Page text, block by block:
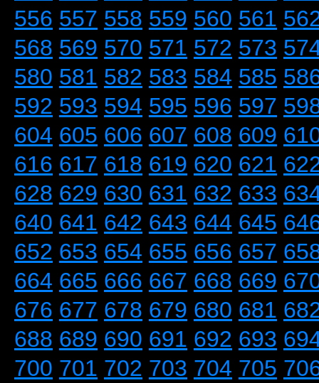
556 557 558 559 560 561
568 569 570 571 572 573
580 581 582 583 584 585
592 593 594 595 596 597
604 605 606 607 608 609
616 617 618 619 620 621
628 629 630 631 632 633
640 641 642 643 644 645
652 653 654 655 656 657
664 665 666 667 668 669
676 677 678 679 680 681
688 689 690 691 692 693
700 701 702 703 704 705